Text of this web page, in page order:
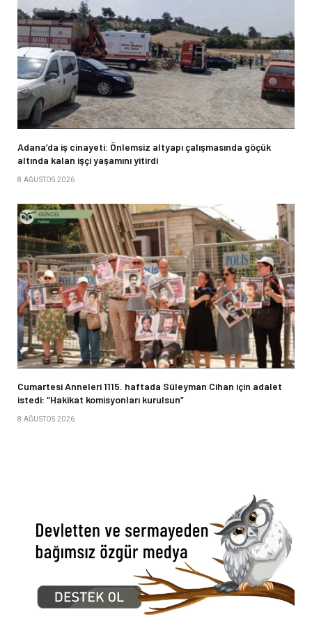
Adana’da iş cinayeti: Önlemsiz altyapı çalışmasında göçük
altında kalan işçi yaşamını yitirdi
8 AĞUSTOS 2026
Cumartesi Anneleri 1115. haftada Süleyman Cihan için adalet
istedi: “Hakikat komisyonları kurulsun”
8 AĞUSTOS 2026